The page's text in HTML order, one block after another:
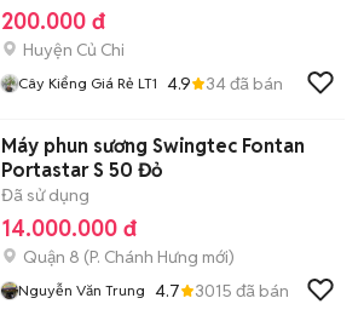
200.000 đ
Huyện Củ Chi
Cây Kiểng Giá Rẻ LT1 4.9 34đã bán
Máy phun sương Swingtec Fontan
Portastar S 50 Đỏ
Đã sử dụng
14.000.000 đ
Quận 8 (P. Chánh Hưng mới)
Nguyễn Văn Trung 4.7 3015 đã bán